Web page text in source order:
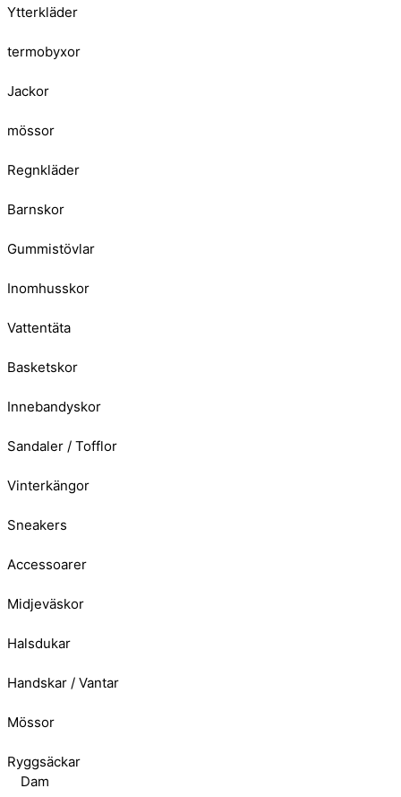
Ytterkläder
termobyxor
Jackor
mössor
Regnkläder
Barnskor
Gummistövlar
Inomhusskor
Vattentäta
Basketskor
Innebandyskor
Sandaler / Tofflor
Vinterkängor
Sneakers
Accessoarer
Midjeväskor
Halsdukar
Handskar / Vantar
Mössor
Ryggsäckar
Dam